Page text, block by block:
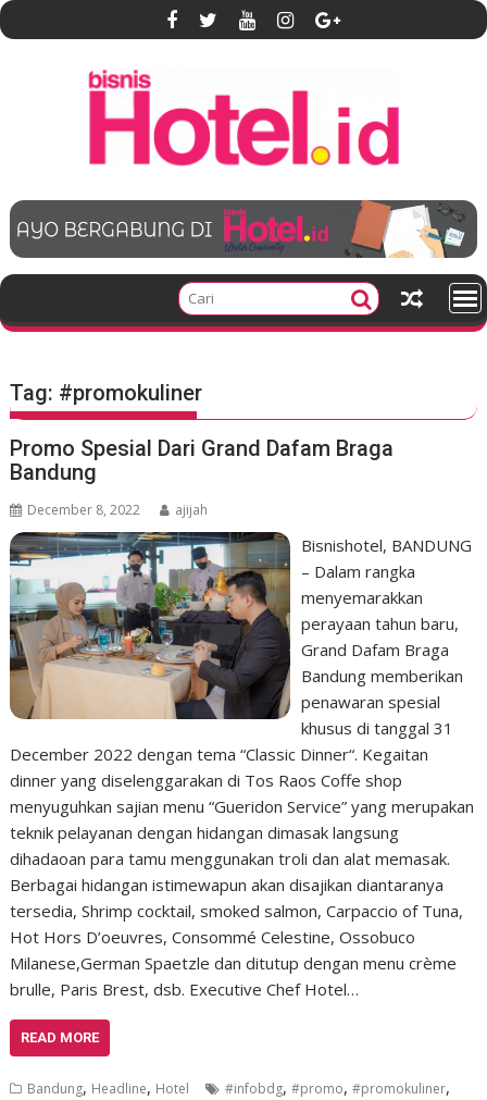
S
k
e
t
Tag: #promokuliner
Promo Spesial Dari Grand Dafam Braga
Bandung
December 8, 2022 ajijah
Bisnishotel, BANDUNG
– Dalam rangka
menyemarakkan
perayaan tahun baru,
Grand Dafam Braga
Bandung memberikan
penawaran spesial
khusus di tanggal 31
December 2022 dengan tema “Classic Dinner“. Kegaitan
dinner yang diselenggarakan di Tos Raos Coffe shop
menyuguhkan sajian menu “Gueridon Service” yang merupakan
teknik pelayanan dengan hidangan dimasak langsung
dihadaoan para tamu menggunakan troli dan alat memasak.
Berbagai hidangan istimewapun akan disajikan diantaranya
tersedia, Shrimp cocktail, smoked salmon, Carpaccio of Tuna,
Hot Hors D’oeuvres, Consommé Celestine, Ossobuco
Milanese,German Spaetzle dan ditutup dengan menu crème
brulle, Paris Brest, dsb. Executive Chef Hotel…
READ MORE
Bandung, Headline, Hotel #infobdg,#promo,#promokuliner,